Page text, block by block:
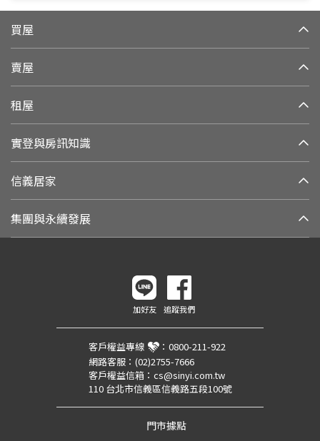
買屋
賣屋
租屋
實登與房訊知識
信義居家
集團與永續發展
加好友 追蹤我們
客戶權益專線 ： 0800-211-922
網路客服： (02)2755-7666
客戶權益信箱： cs@sinyi.com.tw
110 台北市信義區信義路五段100號
門市據點